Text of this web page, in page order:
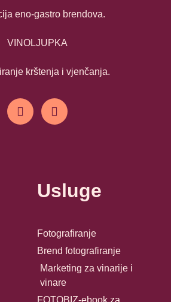
eno-gastro brendova.
VINOLJUPKA
krštenja i vjenčanja.
Usluge
Fotografiranje
Brend fotografiranje
Marketing za vinarije i
vinare
FOTOBIZ-ebook za